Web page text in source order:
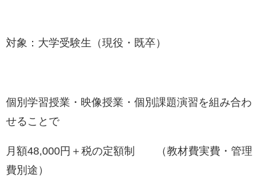
対象：大学受験生（現役・既卒）
個別学習授業・映像授業・個別課題演習を組み合わ
せることで
月額48,000円＋税の定額制 （教材費実費・管理
費別途）